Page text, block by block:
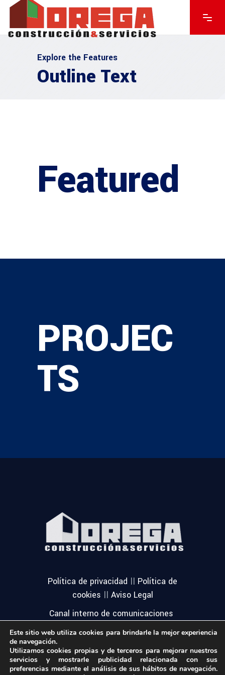
Explore the Features
Outline Text
Featured
PROJEC
TS
Política de privacidad || Política de
cookies || Aviso Legal
Canal interno de comunicaciones
Este sitio web utiliza cookies para brindarle la mejor experiencia
de navegación.
Utilizamos cookies propias y de terceros para mejorar nuestros
servicios y mostrarle publicidad relacionada con sus
preferencias mediante el análisis de sus hábitos de navegación.